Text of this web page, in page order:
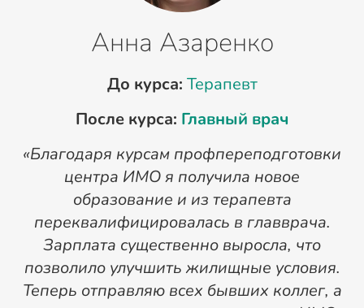
Анна Азаренко
До курса: Терапевт
После курса: Главный врач
«Благодаря курсам профпереподготовки
центра ИМО я получила новое
образование и из терапевта
переквалифицировалась в главврача.
Зарплата существенно выросла, что
позволило улучшить жилищные условия.
Теперь отправляю всех бывших коллег, а